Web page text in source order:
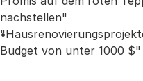
nachstellen"
Budget von unter 1000 $"